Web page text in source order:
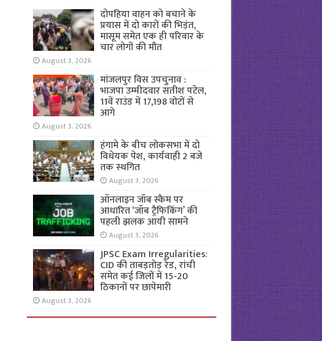
दोपहिया वाहन को बचाने के
प्रयास में दो कारों की भिड़ंत,
मासूम समेत एक ही परिवार के
चार लोगों की मौत
August 3, 2026
मांजलपुर विस उपचुनाव :
भाजपा उम्मीदवार सतीश पटेल,
11वें राउंड में 17,198 वोटों से
आगे
August 3, 2026
हंगामे के बीच लोकसभा में दो
विधेयक पेश, कार्यवाही 2 बजे
तक स्थगित
August 3, 2026
ऑनलाइन जॉब स्कैम पर
आधारित ‘जॉब ट्रैफिकिंग’ की
पहली झलक आयी सामने
August 3, 2026
JPSC Exam Irregularities:
CID की ताबड़तोड़ रेड, रांची
समेत कई जिलों में 15-20
ठिकानों पर छापेमारी
August 3, 2026